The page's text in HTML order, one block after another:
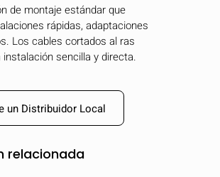
de montaje estándar que
rápidas, adaptaciones
Los cables cortados al ras
sencilla y directa.
un Distribuidor Local
relacionada